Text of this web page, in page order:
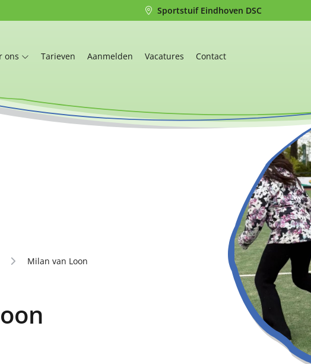
Sportstuif Eindhoven DSC
ons Tarieven Aanmelden Vacatures Contact
Milan van Loon